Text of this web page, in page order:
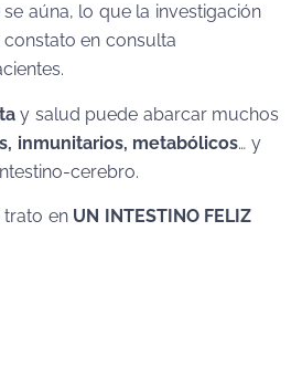
aúna, lo que la investigación
en consulta
y salud puede abarcar muchos
inmunitarios, metabólicos… y
cerebro.
trato en UN INTESTINO FELIZ